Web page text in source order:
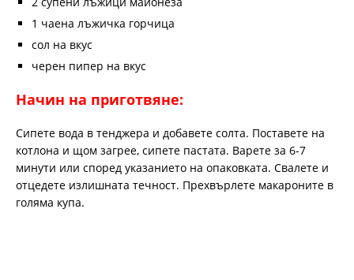
1 чаена лъжичка горчица
сол на вкус
черен пипер на вкус
Начин на приготвяне:
Сипете вода в тенджера и добавете солта. Поставете на
котлона и щом загрее, сипете пастата. Варете за 6-7
минути или според указанието на опаковката. Свалете и
отцедете излишната течност. Прехвърлете макароните в
голяма купа.